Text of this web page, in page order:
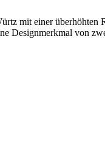
mit einer überhöhten
Designmerkmal von